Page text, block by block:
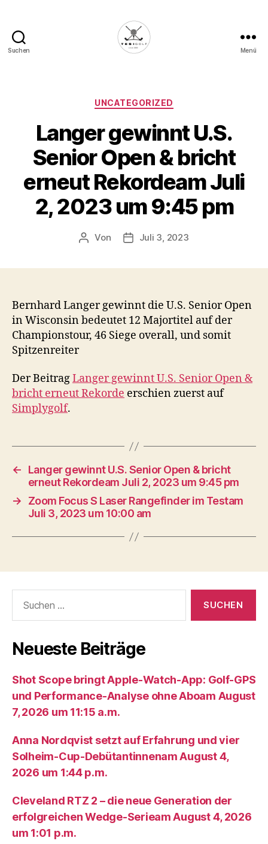
Suchen
Deine
Plattform
für
Golfbegeisterte!
Menü
Kategorien
UNCATEGORIZED
Langer gewinnt U.S.
Senior Open & bricht
erneut Rekordeam Juli
2, 2023 um 9:45 pm
Beitragsautor
Von Veröffentlichungsdatum
Juli 3, 2023
Bernhard Langer gewinnt die U.S. Senior Open
in Wisconsin bedeutet 12 Majortitel auf der
Championstour, 46 Siege overall, und somit
Spitzenreiter
Der BeitragLanger gewinnt U.S. Senior Open &
bricht erneut Rekorde erschien zuerst auf
Simplygolf.
←
Langer gewinnt U.S. Senior Open & bricht
erneut Rekordeam Juli 2, 2023 um 9:45 pm
→
Zoom Focus S Laser Rangefinder im Testam
Juli 3, 2023 um 10:00 am
nach:
Neueste Beiträge
Shot Scope bringt Apple-Watch-App: Golf-GPS
und Performance-Analyse ohne Aboam August
7, 2026 um 11:15 a.m.
Anna Nordqvist setzt auf Erfahrung und vier
Solheim-Cup-Debütantinnenam August 4,
2026 um 1:44 p.m.
Cleveland RTZ 2 – die neue Generation der
erfolgreichen Wedge-Serieam August 4, 2026
um 1:01 p.m.